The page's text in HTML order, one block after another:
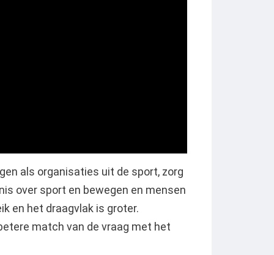
als organisaties uit de sport, zorg
over sport en bewegen en mensen
en het draagvlak is groter.
match van de vraag met het